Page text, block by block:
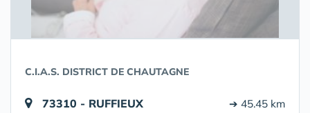
C.I.A.S. DISTRICT DE CHAUTAGNE
73310 - RUFFIEUX ➔ 45.45 km